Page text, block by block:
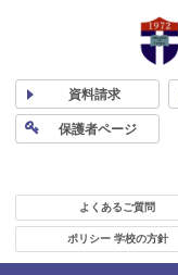
資料請求
保護者ページ
よくあるご質問
ポリシー 学校の方針